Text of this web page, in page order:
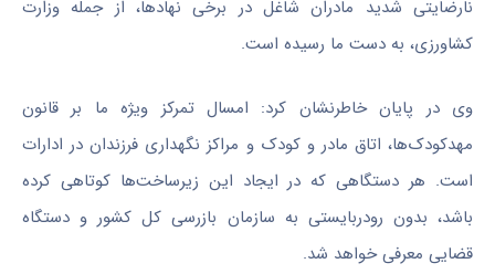
نارضایتی شدید مادران شاغل در برخی نهادها، از جمله وزارت
کشاورزی، به دست ما رسیده است.
وی در پایان خاطرنشان کرد: امسال تمرکز ویژه ما بر قانون
مهدکودک‌ها، اتاق مادر و کودک و مراکز نگهداری فرزندان در ادارات
است. هر دستگاهی که در ایجاد این زیرساخت‌ها کوتاهی کرده
باشد، بدون رودربایستی به سازمان بازرسی کل کشور و دستگاه
قضایی معرفی خواهد شد.